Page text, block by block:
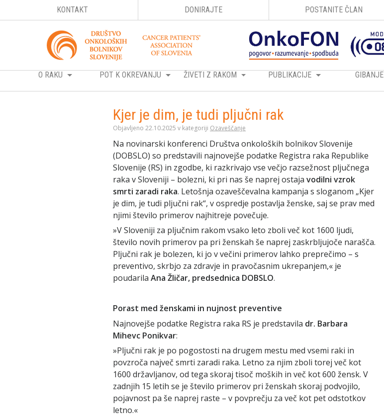
KONTAKT DONIRAJTE POSTANITE ČLAN
O RAKU POT K OKREVANJU ŽIVETI Z RAKOM PUBLIKACIJE GIBANJE
Kjer je dim, je tudi pljučni rak
Objavljeno 22.10.2025 v kategoriji Ozaveščanje
Na novinarski konferenci Društva onkoloških bolnikov Slovenije
(DOBSLO) so predstavili najnovejše podatke Registra raka Republike
Slovenije (RS) in zgodbe, ki razkrivajo vse večjo razsežnost pljučnega
raka v Sloveniji – bolezni, ki pri nas še naprej ostaja vodilni vzrok
smrti zaradi raka. Letošnja ozaveščevalna kampanja s sloganom „Kjer
je dim, je tudi pljučni rak“, v ospredje postavlja ženske, saj se prav med
njimi število primerov najhitreje povečuje.
»V Sloveniji za pljučnim rakom vsako leto zboli več kot 1600 ljudi,
število novih primerov pa pri ženskah še naprej zaskrbljujoče narašča.
Pljučni rak je bolezen, ki jo v večini primerov lahko preprečimo – s
preventivo, skrbjo za zdravje in pravočasnim ukrepanjem,« je
poudarila Ana Žličar, predsednica DOBSLO.
Porast med ženskami in nujnost preventive
Najnovejše podatke Registra raka RS je predstavila dr. Barbara
Mihevc Ponikvar:
»Pljučni rak je po pogostosti na drugem mestu med vsemi raki in
povzroča največ smrti zaradi raka. Letno za njim zboli torej več kot
1600 državljanov, od tega skoraj tisoč moških in več kot 600 žensk. V
zadnjih 15 letih se je število primerov pri ženskah skoraj podvojilo,
pojavnost pa še naprej raste – v povprečju za več kot pet odstotkov
letno.«